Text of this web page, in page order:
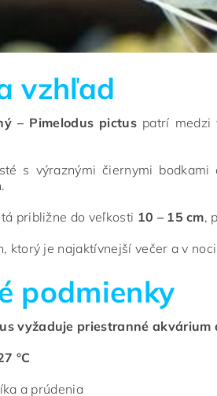
vzhľad
– Pimelodus pictus patrí
s výraznými čiernymi
približne do veľkosti 10 – 15 cm,
ktorý je najaktívnejší večer a v
podmienky
vyžaduje priestranné
°C
a prúdenia